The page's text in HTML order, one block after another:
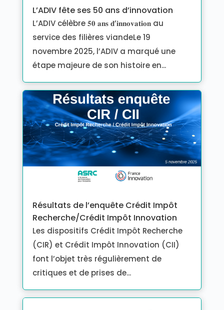
L’ADIV fête ses 50 ans d’innovation
L’ADIV célèbre 𝟓𝟎 𝐚𝐧𝐬 𝐝’𝐢𝐧𝐧𝐨𝐯𝐚𝐭𝐢𝐨𝐧 au
service des filières viandeLe 19
novembre 2025, l’ADIV a marqué une
étape majeure de son histoire en...
Résultats de l’enquête Crédit Impôt
Recherche/Crédit Impôt Innovation
Les dispositifs Crédit Impôt Recherche
(CIR) et Crédit Impôt Innovation (CII)
font l’objet très régulièrement de
critiques et de prises de...